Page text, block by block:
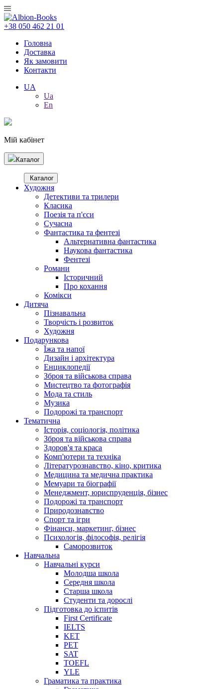
+38 050 462 21 01
Головна
Доставка
Як замовити
Контакти
UA
Ua
En
Мій кабінет
Каталог
Каталог
Художня
Детективи та трилери
Класика
Поезія та п'єси
Сучасна
Фантастика та фентезі
Альтернативна фантастика
Наукова фантастика
Фентезі
Романи
Історичний
Про кохання
Комікси
Дитяча
Пізнавальна
Творчість і розвиток
Художня
Подарункова
Їжа та напої
Дизайн і архітектура
Енциклопедії
Зброя та військова справа
Мистецтво та фотографія
Мода та стиль
Музика
Подорожі та транспорт
Тематична
Історія, соціологія, політика
Зброя та військова справа
Здоров'я та краса
Комп'ютери та техніка
Літературознавство, кіно, критика
Медицина та медична практика
Мемуари та біографії
Менеджмент, юриспруденція, бізнес
Подорожі та транспорт
Природознавство
Спорт та ігри
Фінанси, маркетинг, бізнес
Психологія, філософія, релігія
Саморозвиток
Навчальна
Навчальні курси
Молодша школа
Середня школа
Старша школа
Студенти та дорослі
Підготовка до іспитів
First Certificate
IELTS
KET
PET
SAT
TOEFL
YLE
Граматика та практика